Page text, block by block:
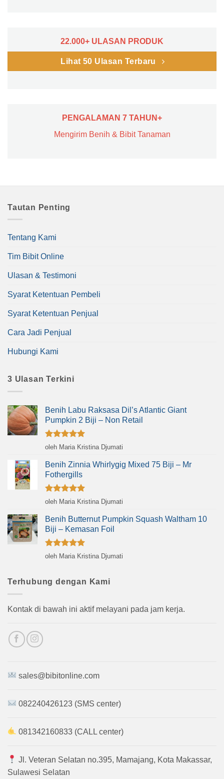
22.000+ ULASAN PRODUK
Lihat 50 Ulasan Terbaru
PENGALAMAN 7 TAHUN+
Mengirim Benih & Bibit Tanaman
Tautan Penting
Tentang Kami
Tim Bibit Online
Ulasan & Testimoni
Syarat Ketentuan Pembeli
Syarat Ketentuan Penjual
Cara Jadi Penjual
Hubungi Kami
3 Ulasan Terkini
Benih Labu Raksasa Dil’s Atlantic Giant
Pumpkin 2 Biji – Non Retail
Dinilai5
oleh Maria Kristina Djumati
Benih Zinnia Whirlygig Mixed 75 Biji – Mr
Fothergills
Dinilai5
oleh Maria Kristina Djumati
Benih Butternut Pumpkin Squash Waltham 10
Biji – Kemasan Foil
Dinilai5
oleh Maria Kristina Djumati
Terhubung dengan Kami
Kontak di bawah ini aktif melayani pada jam kerja.
sales@bibitonline.com
082240426123 (SMS center)
081342160833 (CALL center)
Jl. Veteran Selatan no.395, Mamajang, Kota Makassar,
Sulawesi Selatan